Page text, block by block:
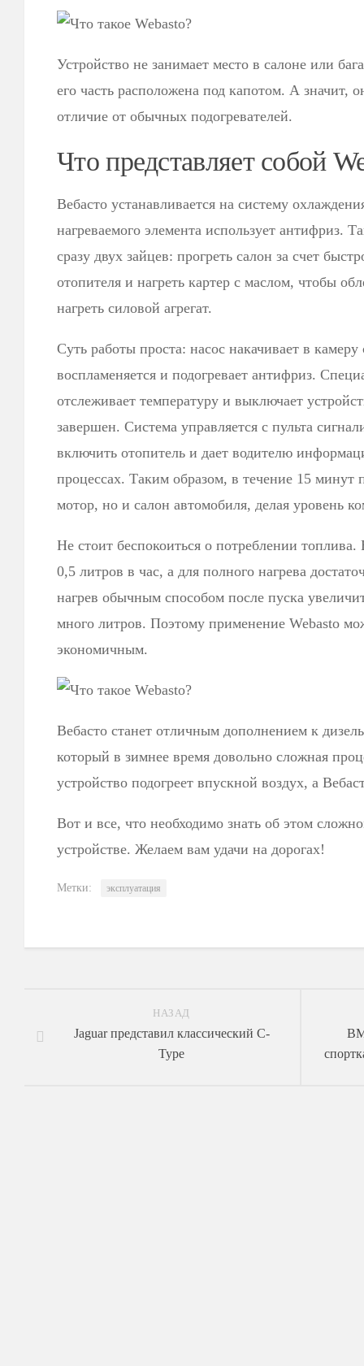
Устройство не занимает место в салоне или
его часть расположена под капотом. А значит,
отличие от обычных подогревателей.
Что представляет собой
Вебасто устанавливается на систему
нагреваемого элемента использует антифриз.
сразу двух зайцев: прогреть салон за счет
отопителя и нагреть картер с маслом, чтобы
нагреть силовой агрегат.
Суть работы проста: насос накачивает в
воспламеняется и подогревает антифриз.
отслеживает температуру и выключает
завершен. Система управляется с пульта
включить отопитель и дает водителю
процессах. Таким образом, в течение 15 минут
мотор, но и салон автомобиля, делая уровень
Не стоит беспокоиться о потреблении топлива.
0,5 литров в час, а для полного нагрева
нагрев обычным способом после пуска
много литров. Поэтому применение Webasto
экономичным.
Вебасто станет отличным дополнением к
который в зимнее время довольно сложная
устройство подогреет впускной воздух, а
Вот и все, что необходимо знать об этом
устройстве. Желаем вам удачи на дорогах!
Метки: эксплуатация
НАЗАД
Jaguar представил классический C-
Type